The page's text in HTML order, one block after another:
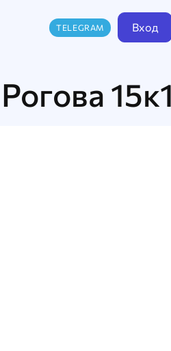
TELEGRAM Вход
15к1